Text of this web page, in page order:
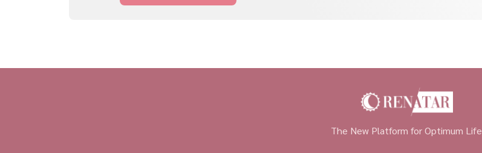
The New Platform for Optimum Life